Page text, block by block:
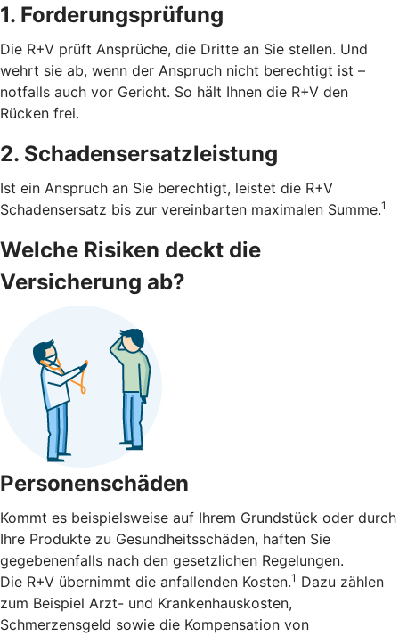
1. Forderungsprüfung
Die R+V prüft Ansprüche, die Dritte an Sie stellen. Und
wehrt sie ab, wenn der Anspruch nicht berechtigt ist –
notfalls auch vor Gericht. So hält Ihnen die R+V den
Rücken frei.
2. Schadensersatzleistung
Ist ein Anspruch an Sie berechtigt, leistet die R+V
Schadensersatz bis zur vereinbarten maximalen Summe.1
Welche Risiken deckt die
Versicherung ab?
Personenschäden
Kommt es beispielsweise auf Ihrem Grundstück oder durch
Ihre Produkte zu Gesundheitsschäden, haften Sie
gegebenenfalls nach den gesetzlichen Regelungen.
Die R+V übernimmt die anfallenden Kosten.1 Dazu zählen
zum Beispiel Arzt- und Krankenhauskosten,
Schmerzensgeld sowie die Kompensation von